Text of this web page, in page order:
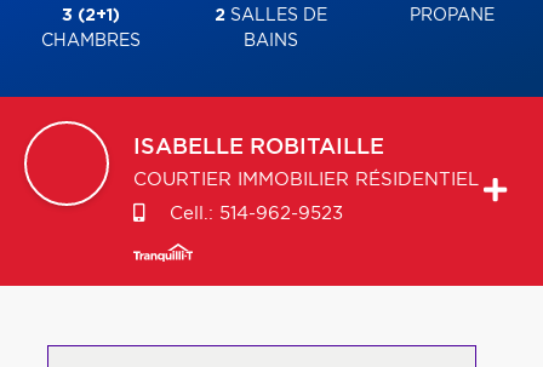
3 (2+1)
CHAMBRES
2 SALLES DE
BAINS
PROPANE
ISABELLE ROBITAILLE
COURTIER IMMOBILIER RÉSIDENTIEL
Cell.: 514-962-9523